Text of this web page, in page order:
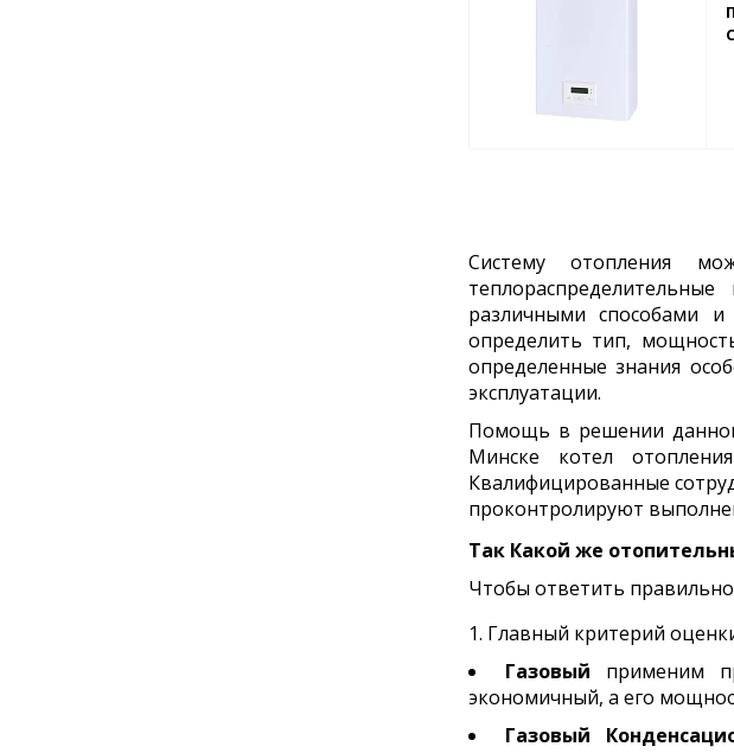
Систему отопления
различными способами
определить тип,
определенные знания
эксплуатации.
Помощь в решении
Минске котел
Квалифицированные
проконтролируют
Так Какой же
Чтобы ответить
Главный критерий
Газовый применим
экономичный, а его
Газовый